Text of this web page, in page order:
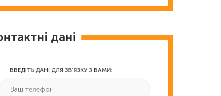
дані
ВВЕДІТЬ ДАНІ ДЛЯ ЗВ'ЯЗКУ З ВАМИ: